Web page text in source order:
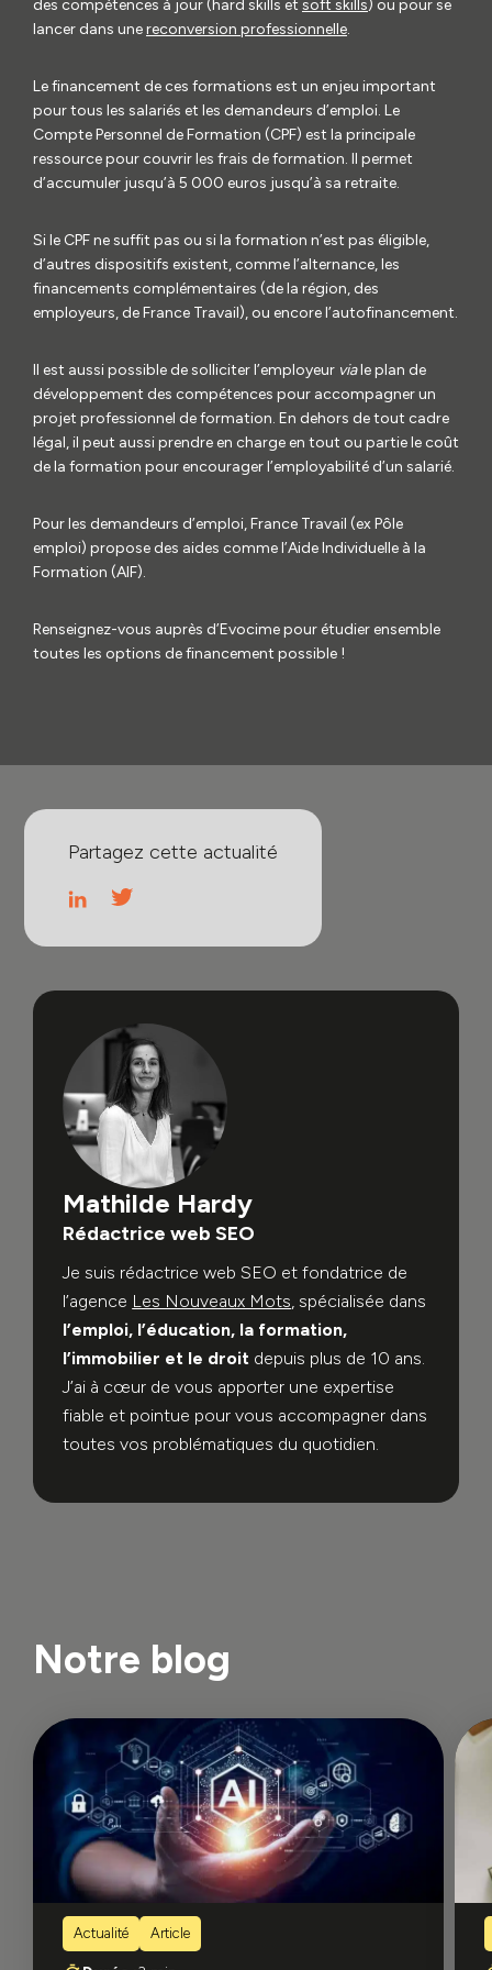
des compétences à jour (hard skills et soft skills) ou pour se
lancer dans unereconversion professionnelle.
Le financement de ces formations est un enjeu important
pour tous les salariés et les demandeurs d’emploi. Le
Compte Personnel de Formation (CPF) est la principale
ressource pour couvrir les frais de formation. Il permet
d’accumuler jusqu’à 5 000 euros jusqu’à sa retraite.
Si le CPF ne suffit pas ou si la formation n’est pas éligible,
d’autres dispositifs existent, comme l’alternance, les
financements complémentaires (de la région, des
employeurs, de France Travail), ou encore l’autofinancement.
Il est aussi possible de solliciter l’employeur viale plan de
développement des compétences pour accompagner un
projet professionnel de formation. En dehors de tout cadre
légal, il peut aussi prendre en charge en tout ou partie le coût
de la formation pour encourager l’employabilité d’un salarié.
Pour les demandeurs d’emploi, France Travail (ex Pôle
emploi) propose des aides comme l’Aide Individuelle à la
Formation (AIF).
Renseignez-vous auprès d’Evocime pour étudier ensemble
toutes les options de financement possible !
Partagez cette actualité
Mathilde Hardy
Rédactrice web SEO
Je suis rédactrice web SEO et fondatrice de
l’agence Les Nouveaux Mots, spécialisée dans
l’emploi, l’éducation, la formation,
l’immobilier et le droit depuis plus de 10 ans.
J’ai à cœur de vous apporter une expertise
fiable et pointue pour vous accompagner dans
toutes vos problématiques du quotidien.
Notre blog
Actualité Article